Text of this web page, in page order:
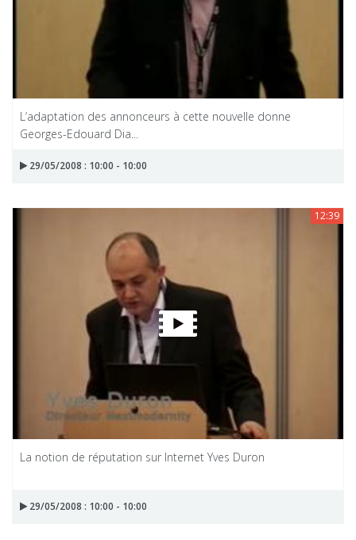
L’adaptation des annonceurs à cette nouvelle donne
Georges-Edouard Dia...
29/05/2008 : 10:00 - 10:00
12:39
La notion de réputation sur Internet Yves Duron
29/05/2008 : 10:00 - 10:00